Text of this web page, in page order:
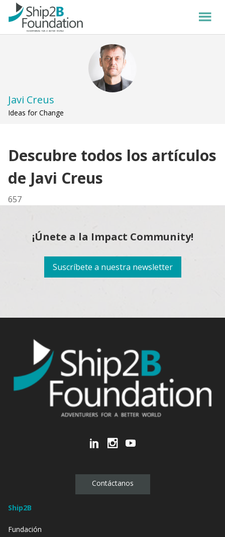
Javi Creus
Ideas for Change
Descubre todos los artículos
de Javi Creus
657
¡Únete a la Impact Community!
Suscríbete a nuestra newsletter
Contáctanos
Ship2B
Fundación